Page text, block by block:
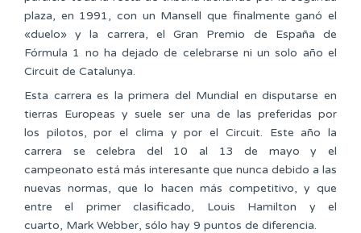
plaza, en 1991, con un Mansell que finalmente ganó el
«duelo» y la carrera, el Gran Premio de España de
Fórmula 1 no ha dejado de celebrarse ni un solo año el
Circuit de Catalunya.
Esta carrera es la primera del Mundial en disputarse en
tierras Europeas y suele ser una de las preferidas por
los pilotos, por el clima y por el Circuit. Este año la
carrera se celebra del 10 al 13 de mayo y el
campeonato está más interesante que nunca debido a las
nuevas normas, que lo hacen más competitivo, y que
entre el primer clasificado, Louis Hamilton y el
cuarto, Mark Webber, sólo hay 9 puntos de diferencia.